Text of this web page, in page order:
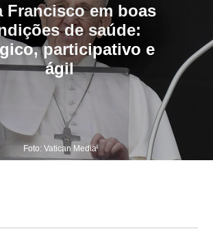
Francisco em boas
de saúde:
participativo e
ágil
Foto: Vatican Media